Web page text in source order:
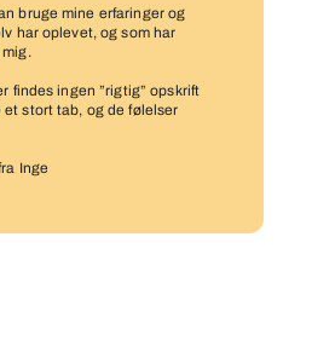
bruge mine erfaringer og
har oplevet, og som har
findes ingen ”rigtig” opskrift
stort tab, og de følelser
Inge